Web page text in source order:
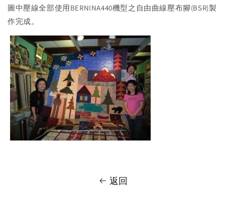
圖中壓線全部使用BERNINA440機型之自由曲線壓布腳(BSR)製
作完成。
返回